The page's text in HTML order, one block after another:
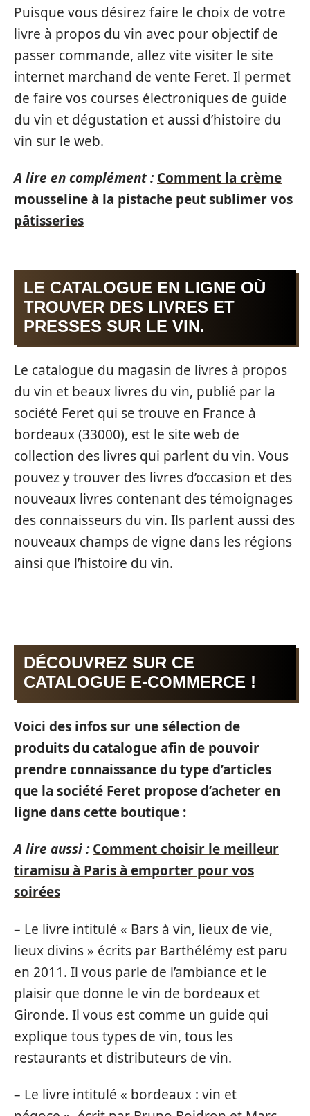
Puisque vous désirez faire le choix de votre
livre à propos du vin avec pour objectif de
passer commande, allez vite visiter le site
internet marchand de vente Feret. Il permet
de faire vos courses électroniques de guide
du vin et dégustation et aussi d’histoire du
vin sur le web.
A lire en complément : Comment la crème
mousseline à la pistache peut sublimer vos
pâtisseries
LE CATALOGUE EN LIGNE OÙ
TROUVER DES LIVRES ET
PRESSES SUR LE VIN.
Le catalogue du magasin de livres à propos
du vin et beaux livres du vin, publié par la
société Feret qui se trouve en France à
bordeaux (33000), est le site web de
collection des livres qui parlent du vin. Vous
pouvez y trouver des livres d’occasion et des
nouveaux livres contenant des témoignages
des connaisseurs du vin. Ils parlent aussi des
nouveaux champs de vigne dans les régions
ainsi que l’histoire du vin.
DÉCOUVREZ SUR CE
CATALOGUE E-COMMERCE !
Voici des infos sur une sélection de
produits du catalogue afin de pouvoir
prendre connaissance du type d’articles
que la société Feret propose d’acheter en
ligne dans cette boutique :
A lire aussi : Comment choisir le meilleur
tiramisu à Paris à emporter pour vos
soirées
– Le livre intitulé « Bars à vin, lieux de vie,
lieux divins » écrits par Barthélémy est paru
en 2011. Il vous parle de l’ambiance et le
plaisir que donne le vin de bordeaux et
Gironde. Il vous est comme un guide qui
explique tous types de vin, tous les
restaurants et distributeurs de vin.
– Le livre intitulé « bordeaux : vin et